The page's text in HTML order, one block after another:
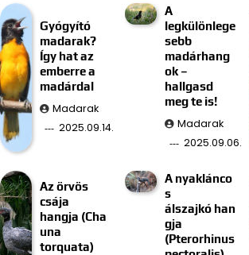
Gyógyító
madarak?
Így hat az
emberre a
madárdal
Madarak
2025.09.14.
A
legkülönlege
sebb
madárhang
ok –
hallgasd
meg te is!
Madarak
2025.09.06.
Az örvös
csája
hangja (Cha
una
torquata)
A nyaklánco
s
álszajkó han
gja
(Pterorhinus